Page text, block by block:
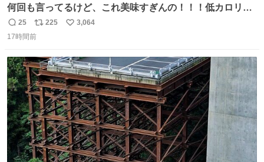
何回も言ってるけど、これ美味すぎんの！！！低カロリー
で満足感エグいから一生食べてる😭
返
信
25
リ
ポ
ト
数
225
い
数
3,064
17時間前